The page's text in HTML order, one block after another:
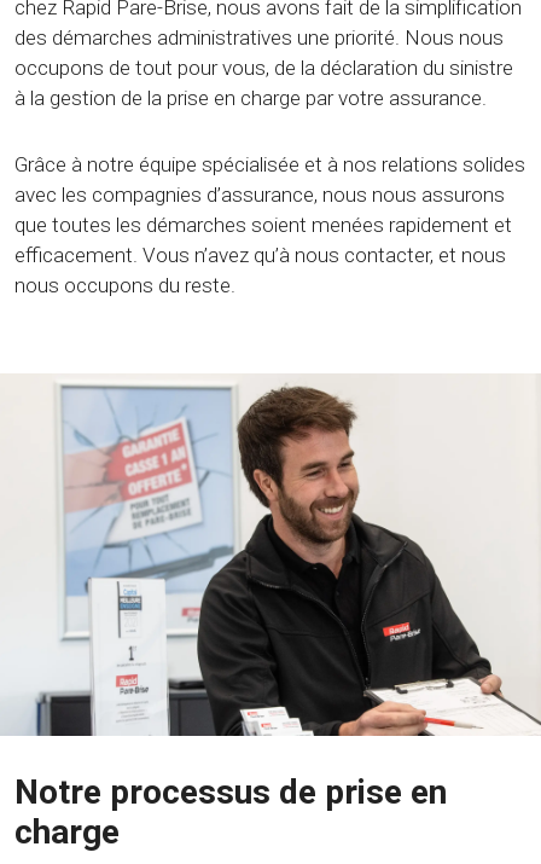
chez Rapid Pare-Brise, nous avons fait de la simplification
des démarches administratives une priorité. Nous nous
occupons de tout pour vous, de la déclaration du sinistre
à la gestion de la prise en charge par votre assurance.
Grâce à notre équipe spécialisée et à nos relations solides
avec les compagnies d’assurance, nous nous assurons
que toutes les démarches soient menées rapidement et
efficacement. Vous n’avez qu’à nous contacter, et nous
nous occupons du reste.
Notre processus de prise en
charge